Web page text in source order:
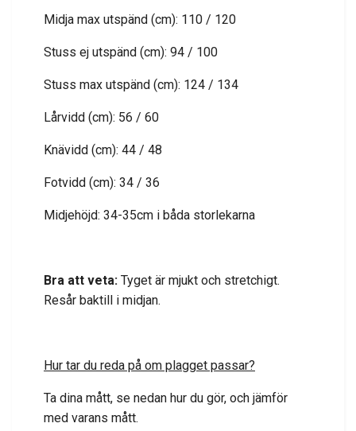
Midja max utspänd (cm): 110 / 120
Stuss ej utspänd (cm): 94 / 100
Stuss max utspänd (cm): 124 / 134
Lårvidd (cm): 56 / 60
Knävidd (cm): 44 / 48
Fotvidd (cm): 34 / 36
Midjehöjd: 34-35cm i båda storlekarna
Bra att veta: Tyget är mjukt och stretchigt.
Resår baktill i midjan.
Hur tar du reda på om plagget passar?
Ta dina mått, se nedan hur du gör, och jämför
med varans mått.